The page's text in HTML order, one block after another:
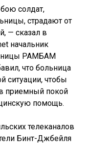
солдат,
страдают от
— сказал в
начальник
РАМБАМ
что больница
ситуации, чтобы
приемный покой
помощь.
телеканалов
Бинт-Джбейля